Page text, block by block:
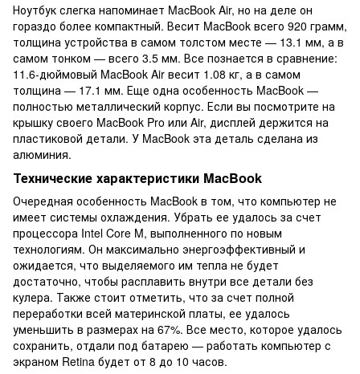
Ноутбук слегка напоминает MacBook Air, но на деле он
гораздо более компактный. Весит MacBook всего 920 грамм,
толщина устройства в самом толстом месте — 13.1 мм, а в
самом тонком — всего 3.5 мм. Все познается в сравнение:
11.6-дюймовый MacBook Air весит 1.08 кг, а в самом
толщина — 17.1 мм. Еще одна особенность MacBook —
полностью металлический корпус. Если вы посмотрите на
крышку своего MacBook Pro или Air, дисплей держится на
пластиковой детали. У MacBook эта деталь сделана из
алюминия.
Технические характеристики MacBook
Очередная особенность MacBook в том, что компьютер не
имеет системы охлаждения. Убрать ее удалось за счет
процессора Intel Core M, выполненного по новым
технологиям. Он максимально энергоэффективный и
ожидается, что выделяемого им тепла не будет
достаточно, чтобы расплавить внутри все детали без
кулера. Также стоит отметить, что за счет полной
переработки всей материнской платы, ее удалось
уменьшить в размерах на 67%. Все место, которое удалось
сохранить, отдали под батарею — работать компьютер с
экраном Retina будет от 8 до 10 часов.